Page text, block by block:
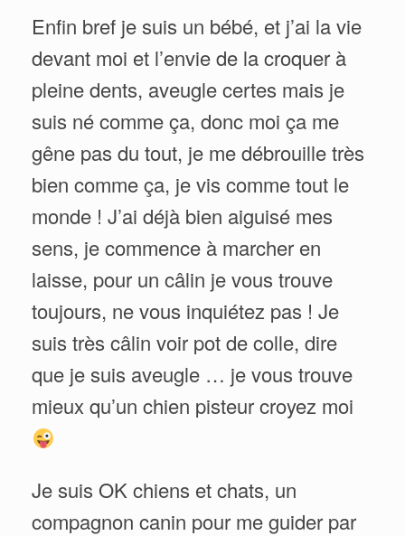
Enfin bref je suis un bébé, et j’ai la vie
devant moi et l’envie de la croquer à
pleine dents, aveugle certes mais je
suis né comme ça, donc moi ça me
gêne pas du tout, je me débrouille très
bien comme ça, je vis comme tout le
monde ! J’ai déjà bien aiguisé mes
sens, je commence à marcher en
laisse, pour un câlin je vous trouve
toujours, ne vous inquiétez pas ! Je
suis très câlin voir pot de colle, dire
que je suis aveugle … je vous trouve
mieux qu’un chien pisteur croyez moi
Je suis OK chiens et chats, un
compagnon canin pour me guider par